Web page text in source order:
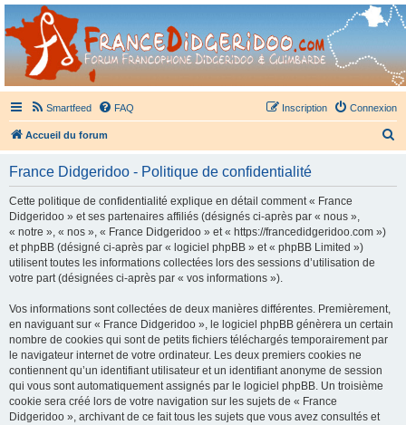
France Didgeridoo
Didgeridoo et Guimbarde sur France Didgeridoo - retrouvez la communauté.
Smartfeed FAQ Connexion
Inscription
Accueil du forum
France Didgeridoo - Politique de confidentialité
Cette politique de confidentialité explique en détail comment « France
Didgeridoo » et ses partenaires affiliés (désignés ci-après par « nous »,
« notre », « nos », « France Didgeridoo » et « https://francedidgeridoo.com »)
et phpBB (désigné ci-après par « logiciel phpBB » et « phpBB Limited »)
utilisent toutes les informations collectées lors des sessions d’utilisation de
votre part (désignées ci-après par « vos informations »).
Vos informations sont collectées de deux manières différentes. Premièrement,
en naviguant sur « France Didgeridoo », le logiciel phpBB génèrera un certain
nombre de cookies qui sont de petits fichiers téléchargés temporairement par
le navigateur internet de votre ordinateur. Les deux premiers cookies ne
contiennent qu’un identifiant utilisateur et un identifiant anonyme de session
qui vous sont automatiquement assignés par le logiciel phpBB. Un troisième
cookie sera créé lors de votre navigation sur les sujets de « France
Didgeridoo », archivant de ce fait tous les sujets que vous avez consultés et